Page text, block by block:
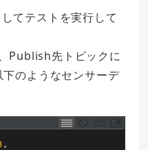
てテストを実行して
Publish先トピックに
のようなセンサーデ
,